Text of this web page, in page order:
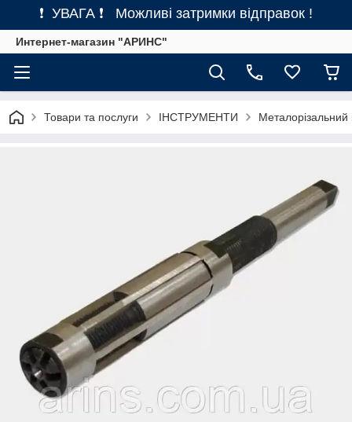
❗ УВАГА ❗ Можливі затримки відправок !
Интернет-магазин "АРИНС"
Товари та послуги ІНСТРУМЕНТИ Металорізальний